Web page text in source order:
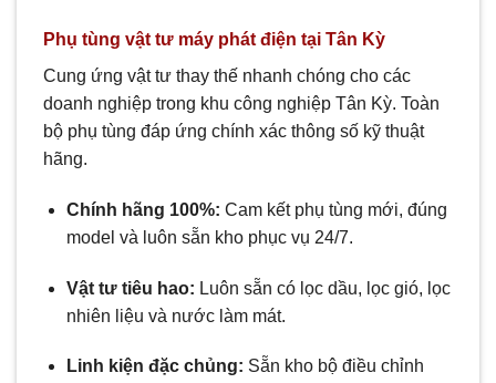
Phụ tùng vật tư máy phát điện tại Tân Kỳ
Cung ứng vật tư thay thế nhanh chóng cho các
doanh nghiệp trong khu công nghiệp Tân Kỳ. Toàn
bộ phụ tùng đáp ứng chính xác thông số kỹ thuật
hãng.
Chính hãng 100%: Cam kết phụ tùng mới, đúng
model và luôn sẵn kho phục vụ 24/7.
Vật tư tiêu hao: Luôn sẵn có lọc dầu, lọc gió, lọc
nhiên liệu và nước làm mát.
Linh kiện đặc chủng: Sẵn kho bộ điều chỉnh